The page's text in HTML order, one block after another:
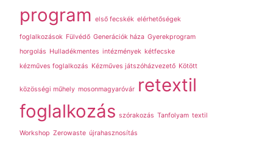
program első fecskék elérhetőségek
foglalkozások Fülvédő Generációk háza Gyerekprogram
horgolás Hulladékmentes intézmények kétfecske
kézműves foglalkozás Kézműves játszóházvezető Kötött
közösségi műhely mosonmagyaróvár retextil
foglalkozás szórakozás Tanfolyam textil
Workshop Zerowaste újrahasznosítás